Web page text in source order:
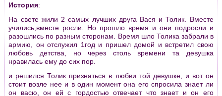
История:
На свете жили 2 самых лучших друга Вася и Толик. Вместе
учились,вместе росли. Но прошло время и они подросли и
разошлись по разным сторонам. Время шло Толика забрали в
армию, он отслужил 1год и пришел домой и встретил свою
любовь детства, но через столь времени та девушка
нравилась ему до сих пор.
и решился Толик признаться в любви той девушке, и вот он
стоит возле нее и в один момент она его спросила знает ли
он васю, он ей с гордостью отвечает что знает и он его